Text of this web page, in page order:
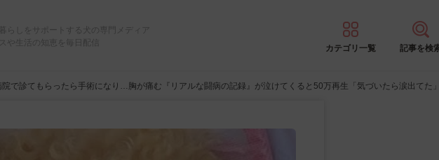
らしをサポートする犬の専門メディア
や生活の知恵を毎日配信
カテゴリ一覧 記事を検
院で診てもらったら手術になり…胸が痛む『リアルな闘病の記録』が泣けてくると50万再生「気づいたら涙出てた